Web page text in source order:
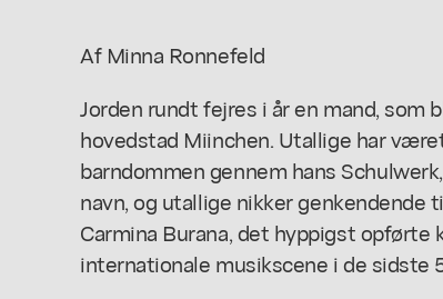
Af Minna Ronnefeld
Jorden rundt fejres i år en mand, som
hovedstad Miinchen. Utallige har
barndommen gennem hans
navn, og utallige nikker
Carmina Burana,det hyppigst opførte
internationale musikscene i de sidste